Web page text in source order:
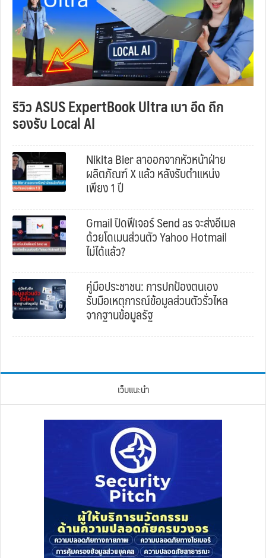
รีวิว ASUS ExpertBook Ultra เบา อึด ถึก
รองรับ Local AI
Nikita Bier ลาออกจากหัวหน้าฝ่าย
ผลิตภัณฑ์ X แล้ว หลังรับตำแหน่ง
เพียง 1 ปี
Gmail ปิดฟีเจอร์ Send as จะส่งอีเมล
ด้วยโดเมนส่วนตัว Yahoo Hotmail
ไม่ได้แล้ว?
คู่มือประชาชน: การปกป้องตนเอง
รับมือเหตุการณ์ข้อมูลส่วนตัวรั่วไหล
จากฐานข้อมูลรัฐ
เว็บแนะนำ